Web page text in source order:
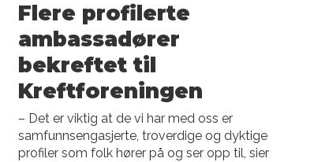
Flere profilerte
ambassadører
bekreftet til
Kreftforeningen
– Det er viktig at de vi har med oss er
samfunnsengasjerte, troverdige og dyktige
profiler som folk hører på og ser opp til, sier